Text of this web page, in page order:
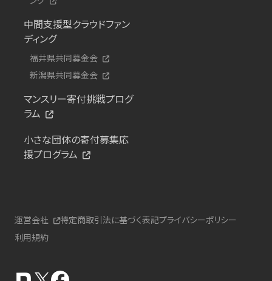
中間支援型クラウドファン
ディング
福井県共同募金会
新潟県共同募金会
マンスリー寄付挑戦プログ
ラム
小さな団体の寄付募集応
援プログラム
運営会社 特定商取引法に基づく表記プライバシーポリシー
利用規約